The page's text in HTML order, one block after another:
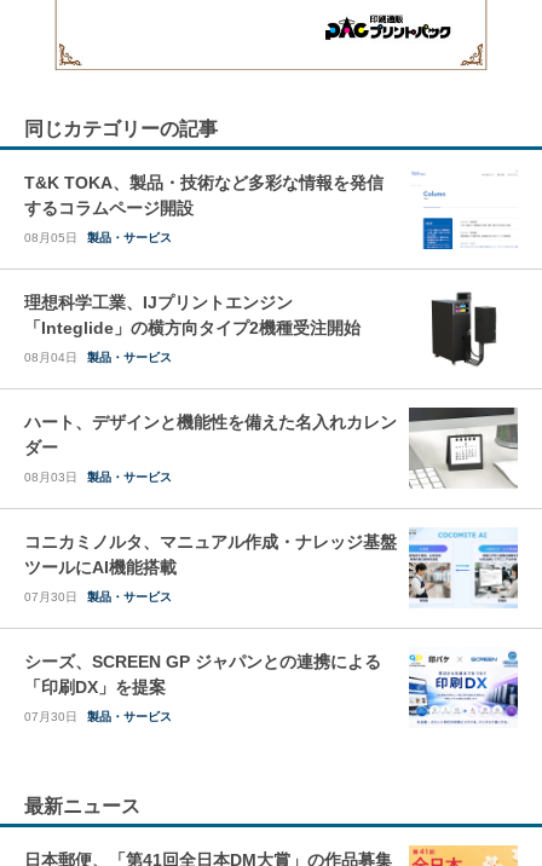
同じカテゴリーの記事
T&K TOKA、製品・技術など多彩な情報を発信
するコラムページ開設
08月05日 製品・サービス
理想科学工業、IJプリントエンジン
「Integlide」の横方向タイプ2機種受注開始
08月04日 製品・サービス
ハート、デザインと機能性を備えた名入れカレン
ダー
08月03日 製品・サービス
コニカミノルタ、マニュアル作成・ナレッジ基盤
ツールにAI機能搭載
07月30日 製品・サービス
シーズ、SCREEN GP ジャパンとの連携による
「印刷DX」を提案
07月30日 製品・サービス
最新ニュース
日本郵便、「第41回全日本DM大賞」の作品募集